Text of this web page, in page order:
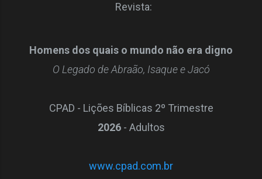
Revista:
Homens dos quais o mundo não era digno
O Legado de Abraão, Isaque e Jacó
CPAD - Lições Bíblicas 2º Trimestre
2026- Adultos
www.cpad.com.br